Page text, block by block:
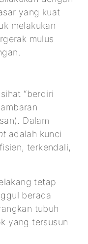
yang kuat
melakukan
mulus
“berdiri
Dalam
adalah kunci
terkendali,
tetap
berada
tubuh
yang tersusun